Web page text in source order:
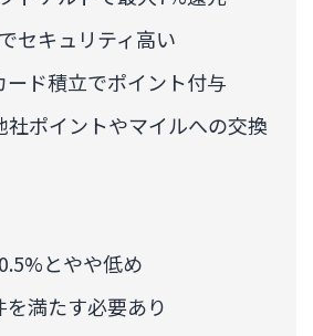
セキュリティ高い
ード積立でポイント付与
社ポイントやマイルへの交換
とやや低め
満たす必要あり